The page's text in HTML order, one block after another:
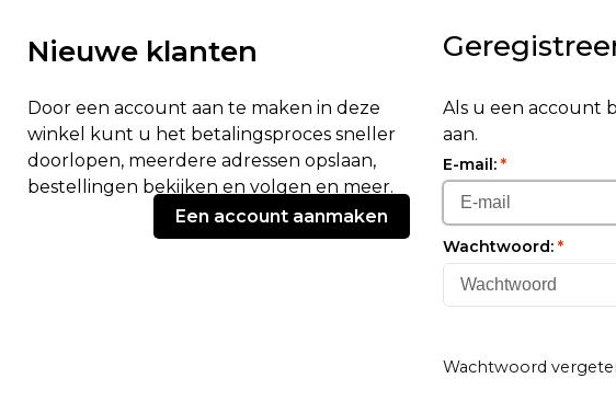
Nieuwe klanten
Door een account aan te maken in deze
winkel kunt u het betalingsproces sneller
doorlopen, meerdere adressen opslaan,
bestellingen bekijken en volgen en meer.
Een account aanmaken
Als u een account
aan.
E-mail: *
Wachtwoord: *
Wachtwoord